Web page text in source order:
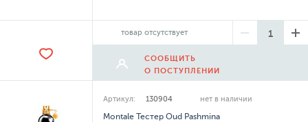
товар отсутствует
СООБЩИТЬ
О ПОСТУПЛЕНИИ
Артикул: 130904 нет в наличии
Montale Тестер Oud Pashmina